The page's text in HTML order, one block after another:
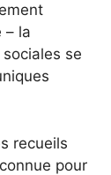
– la
se
recueils
pour